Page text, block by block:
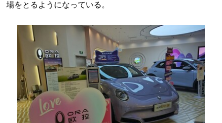
場をとるようになっている。